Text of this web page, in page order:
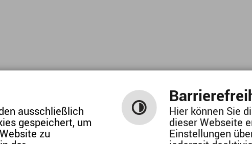
SCHRIFTGRÖSSE / KONTRAST
/ Hilfe/ Impressum/
ausschließlich
gespeichert, um
zu
Hier können Sie
dieser Webseite
Einstellungen